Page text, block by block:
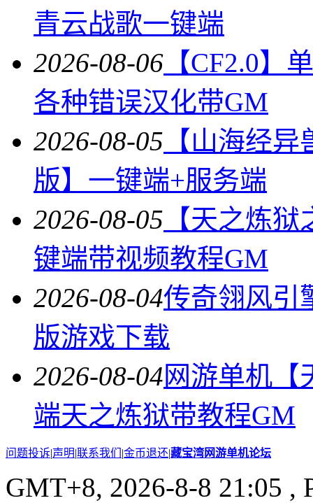
青云战歌一键端
2026-08-06 【CF2.0】
各种错误汉化带GM
2026-08-05 【山海经
版】一键端+服务端
2026-08-05 【天之炼
键端带视频教程GM
2026-08-04传奇翎风引
版游戏下载
2026-08-04网游单机【
端天之炼狱带教程GM
问题投诉|声明|联系我们 |金币退还|藏宝湾网游单机论坛
GMT+8, 2026-8-8 21:05 ,